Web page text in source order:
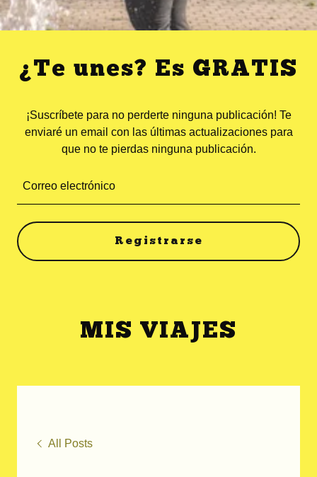
¿Te unes? Es GRATIS
¡Suscríbete para no perderte ninguna publicación! Te
enviaré un email con las últimas actualizaciones para
que no te pierdas ninguna publicación.
Correo electrónico
Registrarse
MIS VIAJES
All Posts